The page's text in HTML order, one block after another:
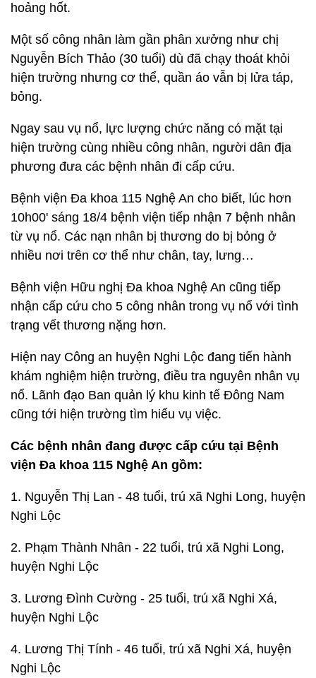
hoảng hốt.
Một số công nhân làm gần phân xưởng như chị
Nguyễn Bích Thảo (30 tuổi) dù đã chạy thoát khỏi
hiện trường nhưng cơ thể, quần áo vẫn bị lửa táp,
bỏng.
Ngay sau vụ nổ, lực lượng chức năng có mặt tại
hiện trường cùng nhiều công nhân, người dân địa
phương đưa các bệnh nhân đi cấp cứu.
Bệnh viện Đa khoa 115 Nghệ An cho biết, lúc hơn
10h00' sáng 18/4 bệnh viện tiếp nhận 7 bệnh nhân
từ vụ nổ. Các nạn nhân bị thương do bị bỏng ở
nhiều nơi trên cơ thể như chân, tay, lưng…
Bệnh viện Hữu nghị Đa khoa Nghệ An cũng tiếp
nhận cấp cứu cho 5 công nhân trong vụ nổ với tình
trạng vết thương nặng hơn.
Hiện nay Công an huyện Nghi Lộc đang tiến hành
khám nghiệm hiện trường, điều tra nguyên nhân vụ
nổ. Lãnh đạo Ban quản lý khu kinh tế Đông Nam
cũng tới hiện trường tìm hiểu vụ việc.
Các bệnh nhân đang được cấp cứu tại Bệnh
viện Đa khoa 115 Nghệ An gồm:
1. Nguyễn Thị Lan - 48 tuổi, trú xã Nghi Long, huyện
Nghi Lộc
2. Phạm Thành Nhân - 22 tuổi, trú xã Nghi Long,
huyện Nghi Lộc
3. Lương Đình Cường - 25 tuổi, trú xã Nghi Xá,
huyện Nghi Lộc
4. Lương Thị Tính - 46 tuổi, trú xã Nghi Xá, huyện
Nghi Lộc